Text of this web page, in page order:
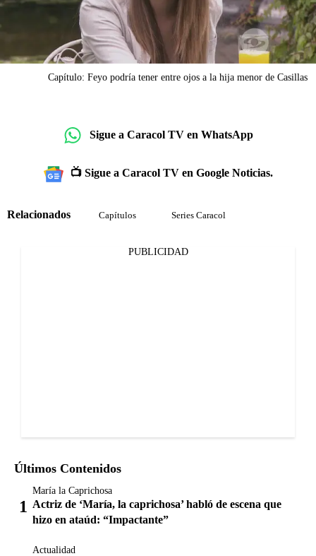
Capítulo: Feyo podría tener entre ojos a la hija menor de Casillas
Sigue a Caracol TV en WhatsApp
📺 Sigue a Caracol TV en Google Noticias.
Relacionados Capítulos Series Caracol
PUBLICIDAD
Últimos Contenidos
María la Caprichosa
Actriz de ‘María, la caprichosa’ habló de escena que
hizo en ataúd: “Impactante”
Actualidad